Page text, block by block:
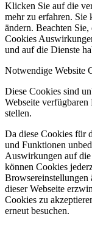
Klicken Sie auf die
mehr zu erfahren. Sie
ändern. Beachten
Cookies
und auf die Dienste
Notwendige Website
Diese Cookies sind
Webseite
stellen.
Da diese Cookies für
und Funktionen
Auswirkungen auf die
können Cookies
Browsereinstellungen
dieser Webseite
Cookies zu
erneut besuchen.